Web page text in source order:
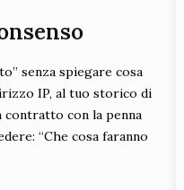
senza spiegare cosa
IP, al tuo storico di
contratto con la penna
“Che cosa faranno